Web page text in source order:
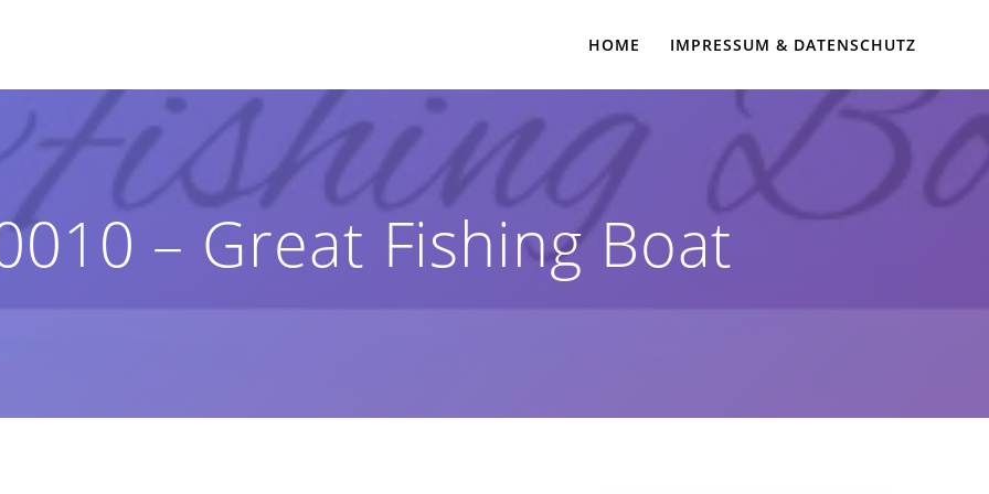
HOME IMPRESSUM & DATENSCHUTZ
– Great Fishing Boat